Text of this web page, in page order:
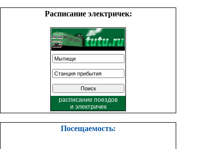
Расписание электричек:
расписание поездов
и электричек
Посещаемость: